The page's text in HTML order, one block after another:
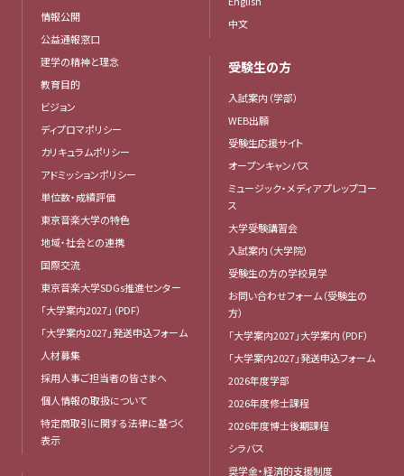
情報公開
公益通報窓口
建学の精神と理念
教育目的
ビジョン
ディプロマポリシー
カリキュラムポリシー
アドミッションポリシー
単位数・成績評価
東京音楽大学の特色
地域・社会との連携
国際交流
東京音楽大学SDGs推進センター
「大学案内2027」（PDF）
「大学案内2027」発送申込フォーム
人材募集
採用人事ご担当者の皆さまへ
個人情報の取扱について
特定商取引に関する法律に基づく
表示
中文
受験生の方
入試案内（学部）
WEB出願
受験生応援サイト
オープンキャンパス
ミュージック・メディア プレップコー
ス
大学受験講習会
入試案内（大学院）
受験生の方の学校見学
お問い合わせフォーム（受験生の
方）
「大学案内2027」大学案内（PDF）
「大学案内2027」発送申込フォーム
2026年度学部
2026年度修士課程
2026年度博士後期課程
シラバス
奨学金・経済的支援制度